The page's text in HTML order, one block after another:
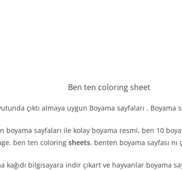
Ben ten coloring sheet
çıktı almaya uygun Boyama sayfaları . Boyama
boyama sayfaları ile kolay boyama resmi, ben 10
ben ten coloring sheets. benten boyama sayfası nı
kağıdı bilgisayara indir çıkart ve hayvanlar boyama